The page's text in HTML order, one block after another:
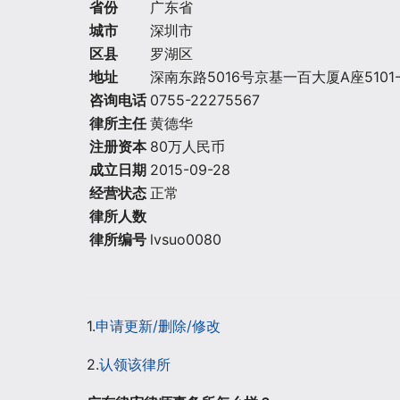
省份
广东省
城市
深圳市
区县
罗湖区
地址
深南东路5016号京基一百大厦A座
咨询电话 0755-22275567
律所主任 黄德华
注册资本 80万人民币
成立日期 2015-09-28
经营状态 正常
律所人数
律所编号 lvsuo0080
1.申请更新/删除/修改
2.认领该律所